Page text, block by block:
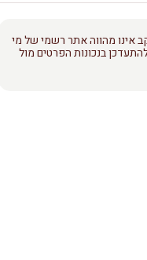
אינו מהווה אתר רשמי של מי
בנכונות הפרטים מול